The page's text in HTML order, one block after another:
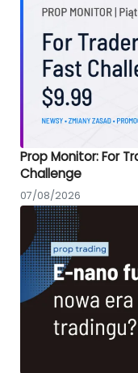
Prop Monitor: For
Challenge
07/08/2026